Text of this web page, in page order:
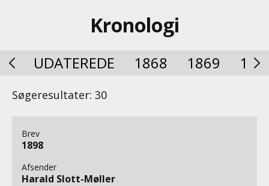
Kronologi
UDATEREDE 1868 1869
Søgeresultater: 30
Brev
1898
Afsender
Harald Slott-Møller